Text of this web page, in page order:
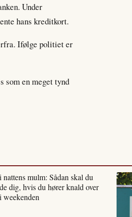
Under
hans kreditkort.
Ifølge politiet er
som en meget tynd
nattens mulm: Sådan skal du
dig, hvis du hører knald over
weekenden